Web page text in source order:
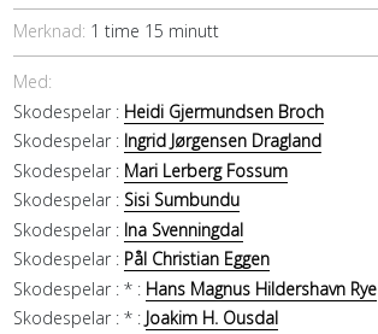
Merknad: 1 time 15 minutt
Med:
Skodespelar : Heidi Gjermundsen Broch
Skodespelar : Ingrid Jørgensen Dragland
Skodespelar : Mari Lerberg Fossum
Skodespelar : Sisi Sumbundu
Skodespelar : Ina Svenningdal
Skodespelar : Pål Christian Eggen
Skodespelar : * : Hans Magnus Hildershavn Rye
Skodespelar : * : Joakim H. Ousdal